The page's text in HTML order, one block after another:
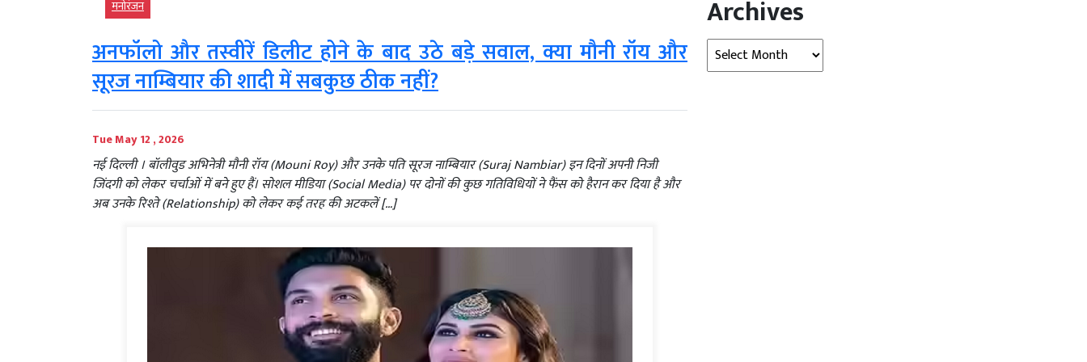
मनोरंजन
अनफॉलो और तस्वीरें डिलीट होने के बाद उठे बड़े सवाल, क्या मौनी रॉय और
सूरज नाम्बियार की शादी में सबकुछ ठीक नहीं?
Tue May 12 , 2026
नई दिल्ली । बॉलीवुड अभिनेत्री मौनी रॉय (Mouni Roy) और उनके पति सूरज नाम्बियार (Suraj Nambiar) इन दिनों अपनी निजी
जिंदगी को लेकर चर्चाओं में बने हुए हैं। सोशल मीडिया (Social Media) पर दोनों की कुछ गतिविधियों ने फैंस को हैरान कर दिया है और
अब उनके रिश्ते (Relationship) को लेकर कई तरह की अटकलें […]
Archives
Archives